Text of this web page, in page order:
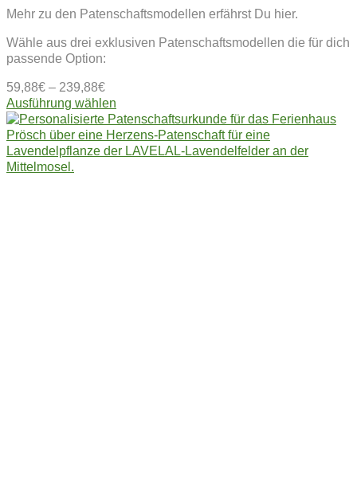
Mehr zu den Patenschaftsmodellen erfährst Du hier.
Wähle aus drei exklusiven Patenschaftsmodellen die für dich
passende Option:
59,88€ – 239,88€
Ausführung wählen
Produkt
weist
mehrere